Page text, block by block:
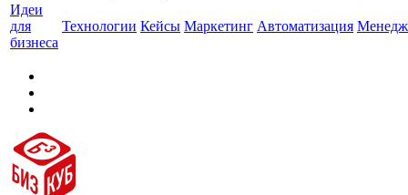
Идеи
для
бизнеса
Технологии Кейсы Маркетинг Автоматизация